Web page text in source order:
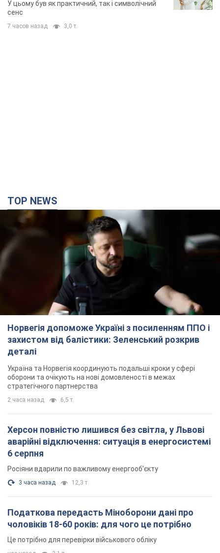
Норвегія допоможе Україні з посиленням ППО і
захистом від балістики: Зеленський розкрив
деталі
Україна та Норвегія координують подальші кроки у сфері
оборони та очікують на нові домовленості в межах
стратегічного партнерства
6,5 т.
Херсон повністю лишився без світла, у Львові
аварійні відключення: ситуація в енергосистемі
6 серпня
Росіяни вдарили по важливому енергооб'єкту
3 часа назад
Податкова передасть Міноборони дані про
чоловіків 18-60 років: для чого це потрібно
час назад 3,1 т.